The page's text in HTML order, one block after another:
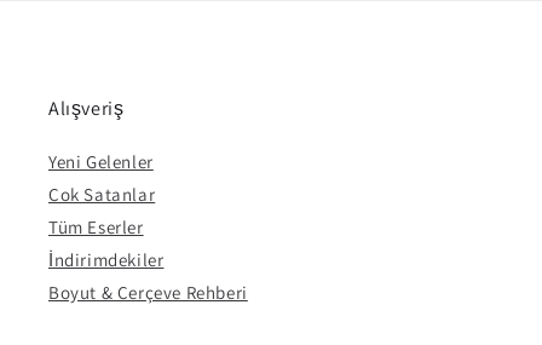
Alışveriş
Yeni Gelenler
Çok Satanlar
Tüm Eserler
İndirimdekiler
Boyut & Çerçeve Rehberi